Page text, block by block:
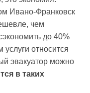
Ивано-Франковск
чем
до 40%
услуги относится
эвакуатор можно
в таких